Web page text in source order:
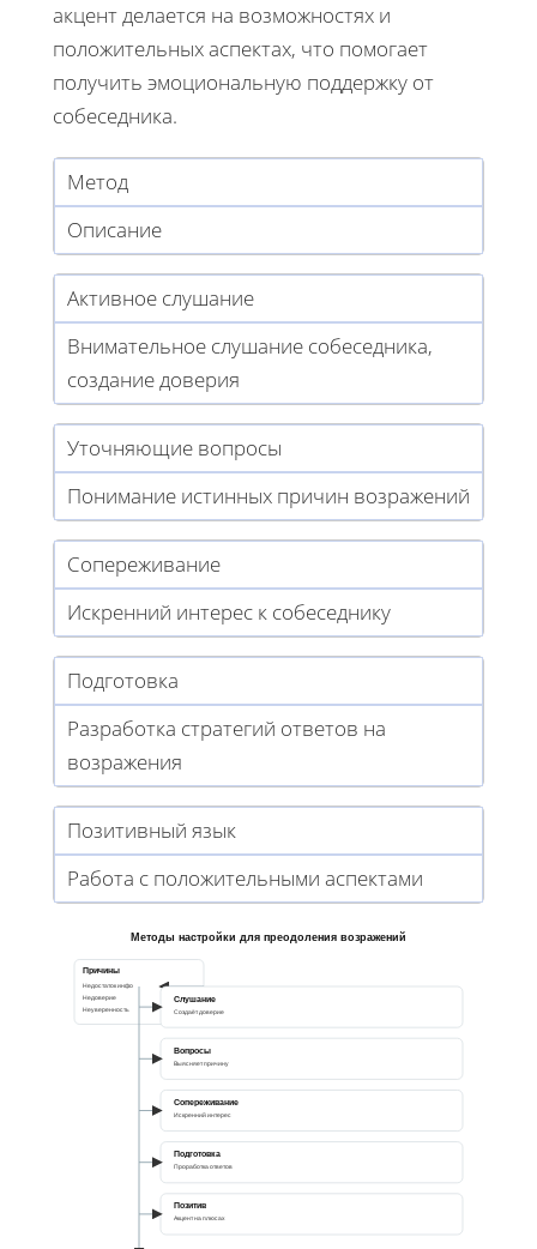
акцент делается на возможностях и
положительных аспектах, что помогает
получить эмоциональную поддержку от
собеседника.
Метод
Описание
Активное слушание
Внимательное слушание собеседника,
создание доверия
Уточняющие вопросы
Понимание истинных причин возражений
Сопереживание
Искренний интерес к собеседнику
Подготовка
Разработка стратегий ответов на
возражения
Позитивный язык
Работа с положительными аспектами
Методы настройки для преодоления возражений
Причины
Недостаток инфо
Недоверие
Неуверенность
Слушание
Создаёт доверие
Вопросы
Выясняет причину
Сопереживание
Искренний интерес
Подготовка
Проработка ответов
Позитив
Акцент на плюсах